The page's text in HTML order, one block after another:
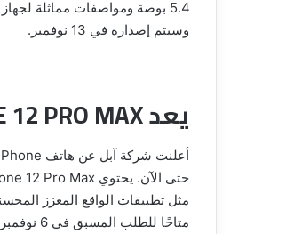
وسيتم إصداره في 13 نوفمبر.
يعد IPHONE 12 PRO MAX أكبر هاتف IPHONE على الإطلاق
مثل تطبيقات الواقع المعزز
متاحًا للطلب المسبق في 6 نوفمبر مقابل 1099 دولارًا أمريكيًا وسيتم إطلاقه في 13 نوفمبر.
وبدون
مجهود